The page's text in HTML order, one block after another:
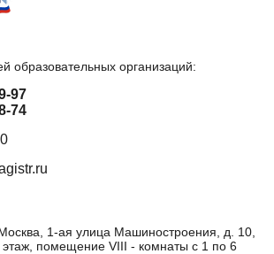
образовательных организаций:
97
74
1-ая улица Машиностроения, д. 10,
помещение VIII - комнаты с 1 по 6